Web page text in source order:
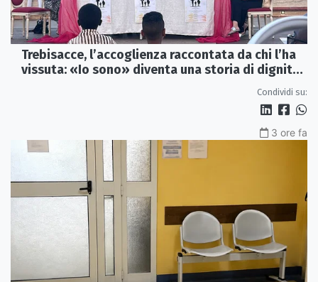
Trebisacce, l’accoglienza raccontata da chi l’ha
vissuta: «Io sono» diventa una storia di dignità
Condividi su:
3 ore fa